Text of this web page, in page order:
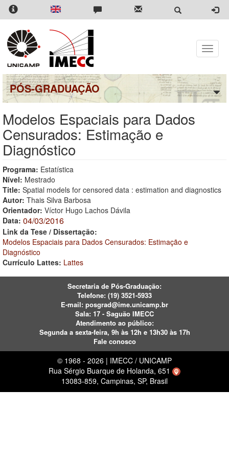
Pular
para
conteúdo
principal
Toggle
PÓS-GRADUAÇÃO
Modelos Espaciais para Dados
Censurados: Estimação e
Diagnóstico
Programa: Estatística
Nível: Mestrado
Title: Spatial models for censored data : estimation and diagnostics
Autor: Thais Silva Barbosa
Orientador: Víctor Hugo Lachos Dávila
Data: 04/03/2016
Link da Tese / Dissertação:
Modelos Espaciais para Dados Censurados: Estimação e
Diagnóstico
Currículo Lattes: Lattes
Secretaria de Pós-Graduação:
Telefone: (19) 3521-5933
E-mail: posgrad@ime.unicamp.br
Sala: 17 - Saguão IMECC
Atendimento ao público:
Segunda a sexta-feira, 9h às 12h e 13h30 às 17h
Fale conosco
© 1968 - 2026 | IMECC / UNICAMP
Rua Sérgio Buarque de Holanda, 651
13083-859, Campinas, SP, Brasil